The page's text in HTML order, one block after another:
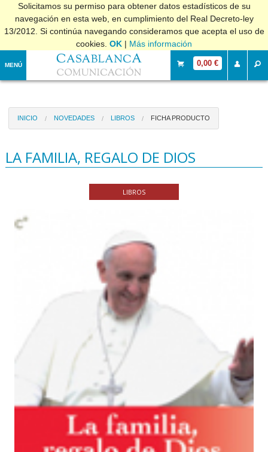
Solicitamos su permiso para obtener datos estadísticos de su
navegación en esta web, en cumplimiento del Real Decreto-ley
13/2012. Si continúa navegando consideramos que acepta el uso de
cookies. OK | Más información
MENÚ 0,00 €
INICIO NOVEDADES LIBROS FICHA PRODUCTO
LA FAMILIA, REGALO DE DIOS
LIBROS